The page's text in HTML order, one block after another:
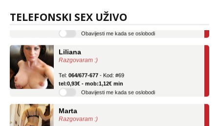
TELEFONSKI SEX UŽIVO
tel:0,93€ - mob:1,12€ min
Razgovaram :)
tel:0,93€ - mob:1,12€ min
Obavijesti me kada se oslobodi
Razgovaram :)